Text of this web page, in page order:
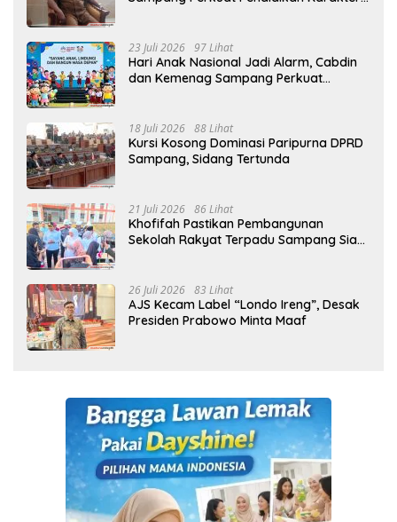
23 Juli 2026 97 Lihat
Hari Anak Nasional Jadi Alarm, Cabdin
dan Kemenag Sampang Perkuat
18 Juli 2026 88 Lihat
Kursi Kosong Dominasi Paripurna DPRD
Sampang, Sidang Tertunda
21 Juli 2026 86 Lihat
Khofifah Pastikan Pembangunan
Sekolah Rakyat Terpadu Sampang Siap
26 Juli 2026 83 Lihat
AJS Kecam Label “Londo Ireng”, Desak
Presiden Prabowo Minta Maaf